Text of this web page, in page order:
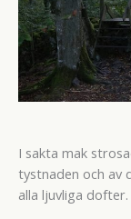
I sakta mak
tystnaden och av
alla ljuvliga dofter.